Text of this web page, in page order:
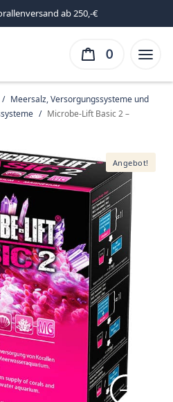
ab 250,-€
0
/ Meersalz, Versorgungssysteme und
/ Microbe-Lift Basic 2 –
Angebot!